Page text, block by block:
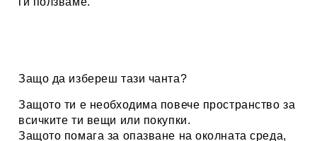
Защо да избереш тази чанта?
Защото ти е необходима повече пространство за
всичките ти вещи или покупки.
Защото помага за опазване на околната среда,